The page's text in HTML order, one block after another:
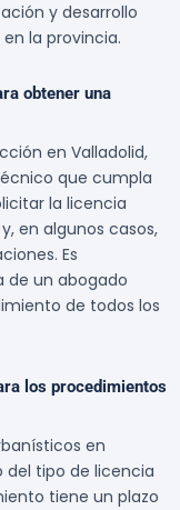
y desarrollo
la provincia.
obtener una
en Valladolid,
que cumpla
la licencia
en algunos casos,
Es
de un abogado
de todos los
los procedimientos
en
del tipo de licencia
tiene un plazo